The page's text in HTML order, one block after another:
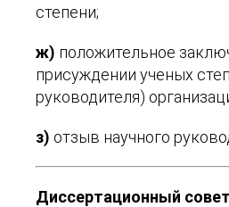
степени;
ж) положительное
присуждении ученых
руководителя)
з) отзыв научного
Диссертационный